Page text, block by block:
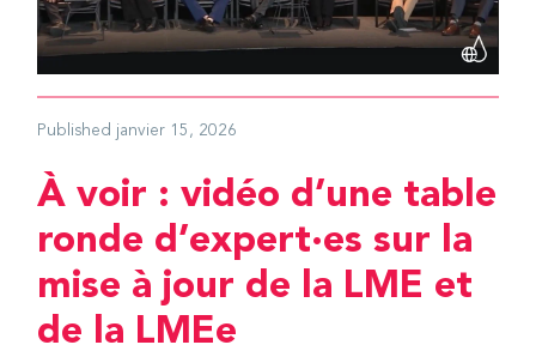
Published janvier 15, 2026
À voir : vidéo d’une table
ronde d’expert·es sur la
mise à jour de la LME et
de la LMEe